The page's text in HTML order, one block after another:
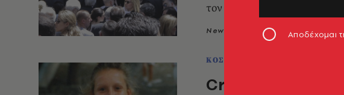
τον γνώρισαν και τον έζησαν
Newsroom 19.05.2018, 15:49
ΚΟΣΜΟΣ
Crowdfunding
Αποδέχομαι